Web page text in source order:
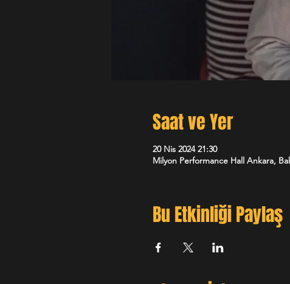
Saat ve Yer
20 Nis 2024 21:30
Milyon Performance Hall Ankara,
Bu Etkinliği Paylaş